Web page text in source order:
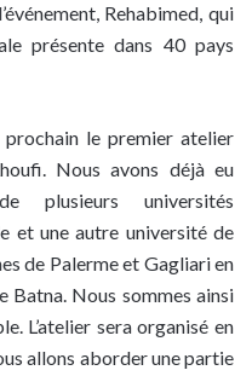
Rehabimed, qui
présente dans 40 pays
prochain le premier atelier
Nous avons déjà eu
plusieurs universités
et une autre université de
de Palerme et Gagliari en
Batna. Nous sommes ainsi
L’atelier sera organisé en
allons aborder une partie